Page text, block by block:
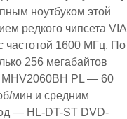
ноутбуком этой
редкого чипсета VIA
частотой 1600 МГц. По
256 мегабайтов
MHV2060BH PL — 60
мин и средним
— HL-DT-ST DVD-